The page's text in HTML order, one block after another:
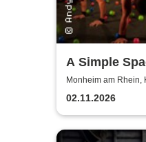
A Simple
Monheim am Rhein,
02.11.2026